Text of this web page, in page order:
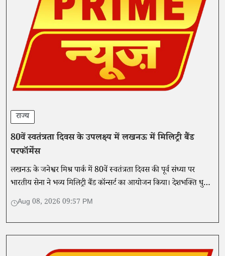
राज्य
80वें स्वतंत्रता दिवस के उपलक्ष्य में लखनऊ में मिलिट्री बैंड
परफॉर्मेंस
लखनऊ के जनेश्वर मिश्र पार्क में 80वें स्वतंत्रता दिवस की पूर्व संध्या पर
भारतीय सेना ने भव्य मिलिट्री बैंड कॉन्सर्ट का आयोजन किया। देशभक्ति धुनों
ने दर्शकों का दिल जीता।
Aug 08, 2026 09:57 PM